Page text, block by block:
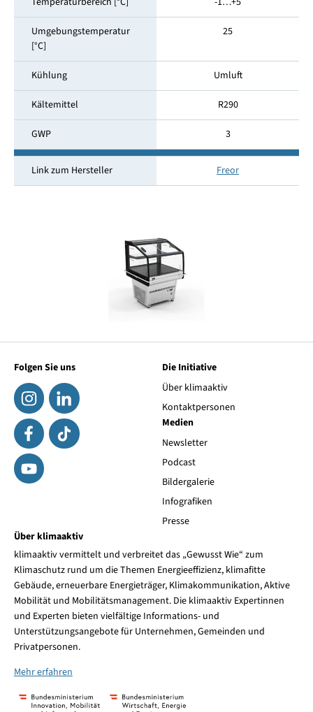
Umgebungstemperatur
[°C]
25
Kühlung Umluft
Kältemittel R290
GWP 3
Link zum Hersteller Freor
Folgen Sie uns
Die Initiative
Über klimaaktiv
Kontaktpersonen
Medien
Newsletter
Podcast
Bildergalerie
Infografiken
Presse
Über klimaaktiv
klimaaktiv vermittelt und verbreitet das „Gewusst Wie“ zum
Klimaschutz rund um die Themen Energieeffizienz, klimafitte
Gebäude, erneuerbare Energieträger, Klimakommunikation, Aktive
Mobilität und Mobilitätsmanagement. Die klimaaktiv Expertinnen
und Experten bieten vielfältige Informations- und
Unterstützungsangebote für Unternehmen, Gemeinden und
Privatpersonen.
Mehr erfahren